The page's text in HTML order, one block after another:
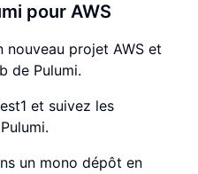
pour AWS
nouveau projet AWS et
de Pulumi.
et suivez les
un mono dépôt en